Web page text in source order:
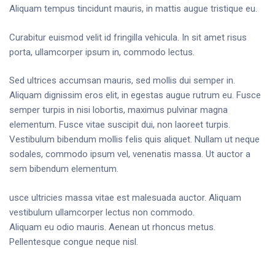
Aliquam tempus tincidunt mauris, in mattis augue tristique eu.
Curabitur euismod velit id fringilla vehicula. In sit amet risus
porta, ullamcorper ipsum in, commodo lectus.
Sed ultrices accumsan mauris, sed mollis dui semper in.
Aliquam dignissim eros elit, in egestas augue rutrum eu. Fusce
semper turpis in nisi lobortis, maximus pulvinar magna
elementum. Fusce vitae suscipit dui, non laoreet turpis.
Vestibulum bibendum mollis felis quis aliquet. Nullam ut neque
sodales, commodo ipsum vel, venenatis massa. Ut auctor a
sem bibendum elementum.
usce ultricies massa vitae est malesuada auctor. Aliquam
vestibulum ullamcorper lectus non commodo.
Aliquam eu odio mauris. Aenean ut rhoncus metus.
Pellentesque congue neque nisl.